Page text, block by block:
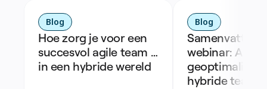
Blog
Hoe zorg je voor een
succesvol agile team
in een hybride wereld
Blog
Samenvatting
webinar: Agile
hybride teams